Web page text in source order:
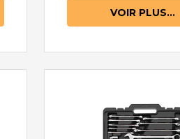
VOIR PLUS...